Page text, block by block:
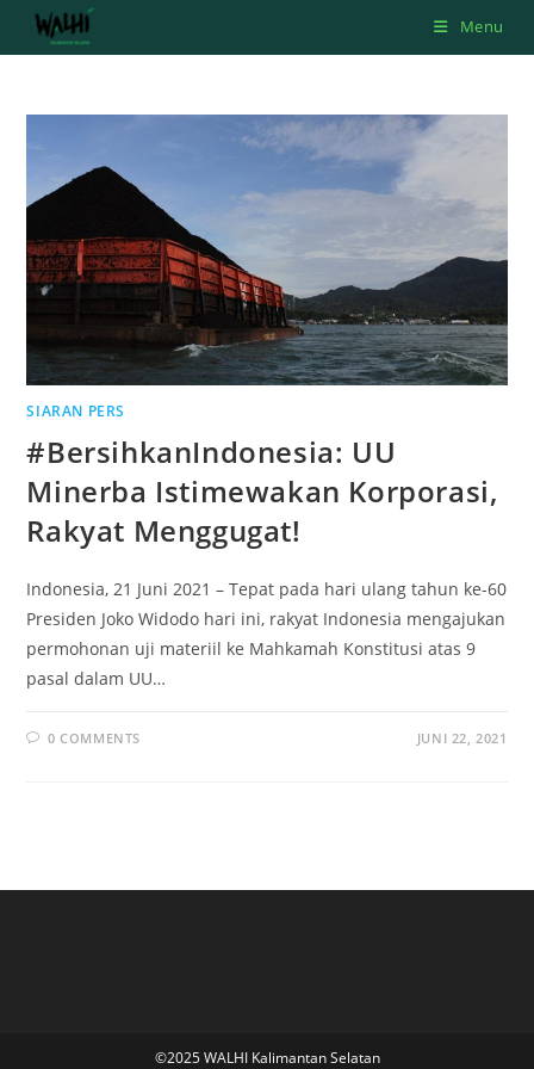
Menu
SIARAN PERS
#BersihkanIndonesia: UU
Minerba Istimewakan Korporasi,
Rakyat Menggugat!
Indonesia, 21 Juni 2021 – Tepat pada hari ulang tahun ke-60
Presiden Joko Widodo hari ini, rakyat Indonesia mengajukan
permohonan uji materiil ke Mahkamah Konstitusi atas 9
pasal dalam UU…
0 COMMENTS JUNI 22, 2021
©2025 WALHI Kalimantan Selatan